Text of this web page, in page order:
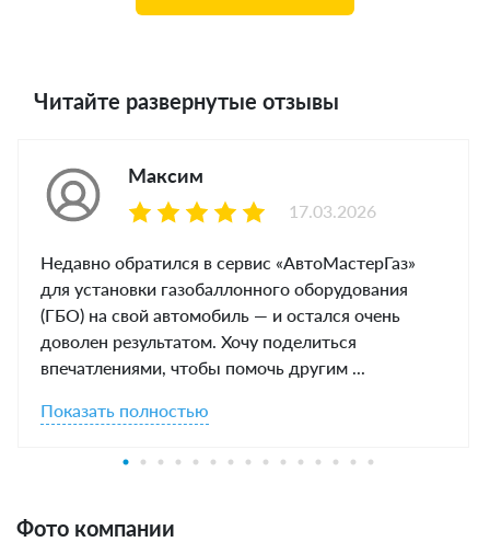
Читайте развернутые отзывы
Максим
Недавно обратился в сервис «АвтоМастерГаз»
для установки газобаллонного оборудования
(ГБО) на свой автомобиль — и остался очень
доволен результатом. Хочу поделиться
впечатлениями, чтобы помочь другим ...
Показать полностью
17.03.2026
Фото компании